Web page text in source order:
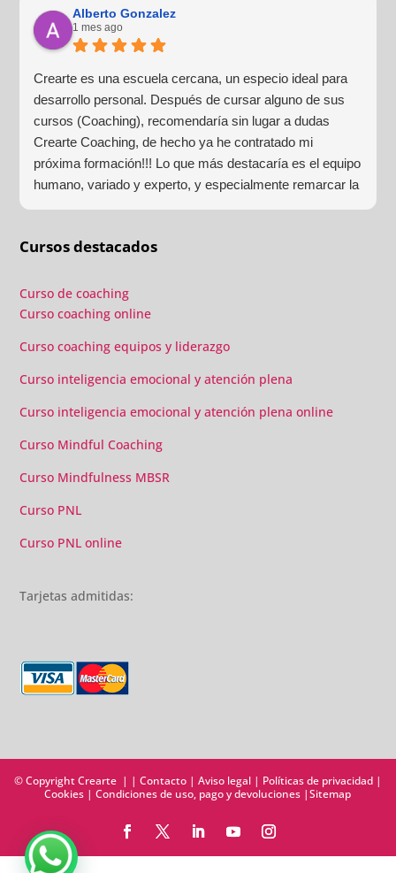
¡Para mí fue una excelente experiencia!
Alberto Gonzalez
1 mes ago
Crearte es una escuela cercana, un especio ideal para
desarrollo personal. Después de cursar alguno de sus
cursos (Coaching), recomendaría sin lugar a dudas
Crearte Coaching, de hecho ya he contratado mi
próxima formación!!! Lo que más destacaría es el equipo
humano, variado y experto, y especialmente remarcar la
añadido con multitud de formaciones, seminarios y
gran liderazgo de Beatriz Ricondo!!!
Cursos destacados
Curso de coaching
Curso coaching online
Curso coaching equipos y liderazgo
Curso inteligencia emocional y atención plena
Curso inteligencia emocional y atención plena online
Curso Mindful Coaching
Curso Mindfulness MBSR
Curso PNL
Curso PNL online
Tarjetas admitidas:
© Copyright Crearte | | Contacto| Aviso legal| Políticas de privacidad|
Cookies |Condiciones de uso, pago y devoluciones |Sitemap